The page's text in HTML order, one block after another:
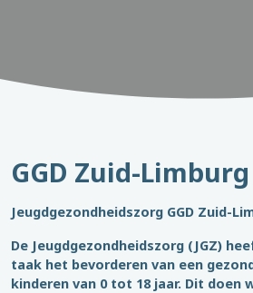
GGD Zuid-Limburg
Jeugdgezondheidszorg GGD
De Jeugdgezondheidszorg (JGZ)
taak het bevorderen van een
kinderen van 0 tot 18 jaar. Dit doen